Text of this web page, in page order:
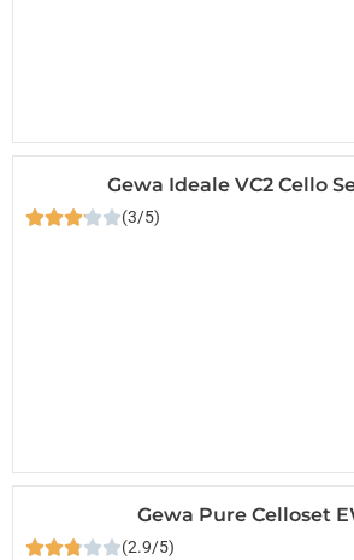
Gewa Ideale VC2 Cello
(3/5)
Gewa Pure Celloset
(2.9/5)